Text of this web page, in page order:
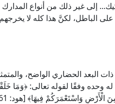
غير ذلك من أنواع المدارك
الباطل، لكنَّ هذا كله لا
ذات البعد الحضاري الواضح،
وحده وفقًا لقوله تعالى: ﴿وَمَا